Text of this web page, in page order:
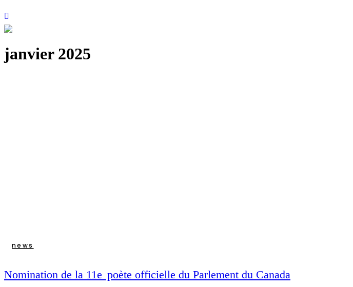
janvier 2025
news
Nomination de la 11e poète officielle du Parlement du Canada